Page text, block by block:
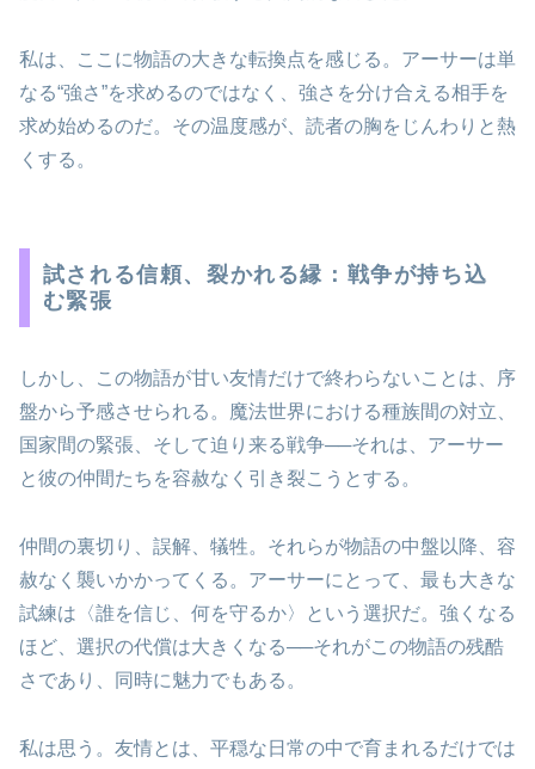
私は、ここに物語の大きな転換点を感じる。アーサーは単
なる“強さ”を求めるのではなく、強さを分け合える相手を
求め始めるのだ。その温度感が、読者の胸をじんわりと熱
くする。
試される信頼、裂かれる縁：戦争が持ち込
む緊張
しかし、この物語が甘い友情だけで終わらないことは、序
盤から予感させられる。魔法世界における種族間の対立、
国家間の緊張、そして迫り来る戦争──それは、アーサー
と彼の仲間たちを容赦なく引き裂こうとする。
仲間の裏切り、誤解、犠牲。それらが物語の中盤以降、容
赦なく襲いかかってくる。アーサーにとって、最も大きな
試練は〈誰を信じ、何を守るか〉という選択だ。強くなる
ほど、選択の代償は大きくなる──それがこの物語の残酷
さであり、同時に魅力でもある。
私は思う。友情とは、平穏な日常の中で育まれるだけでは